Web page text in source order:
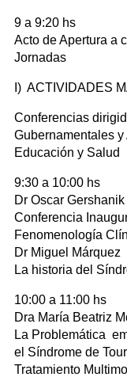
9 a 9:20 hs
Acto de Apertura a
Jornadas
I) ACTIVIDADES
Conferencias
Gubernamentales
Educación y Salud
9:30 a 10:00 hs
Dr Oscar Gershanik
Conferencia
Fenomenología
Dr Miguel Márquez
La historia del
10:00 a 11:00 hs
Dra María Beatriz
La Problemática
el Síndrome de
Tratamiento